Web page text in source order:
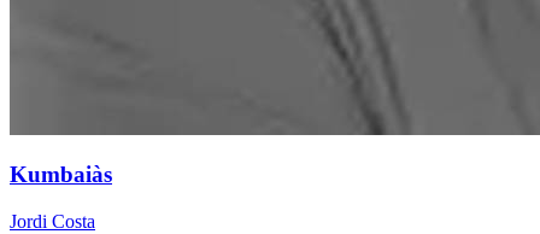
Kumbaiàs
Jordi Costa